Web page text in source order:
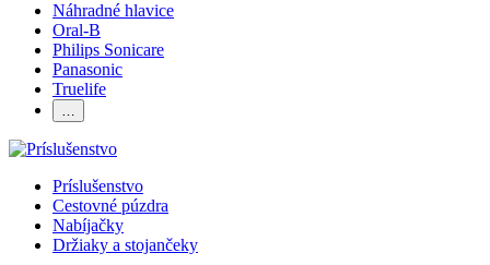
Náhradné hlavice
Oral-B
Philips Sonicare
Panasonic
Truelife
…
Príslušenstvo
Cestovné púzdra
Nabíjačky
Držiaky a stojančeky